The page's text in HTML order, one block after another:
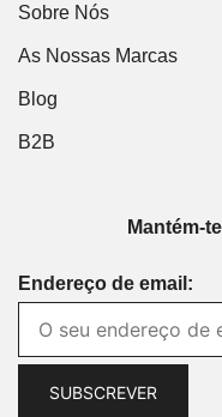
Sobre Nós
As Nossas Marcas
Blog
B2B
Mantém-
Endereço de email: